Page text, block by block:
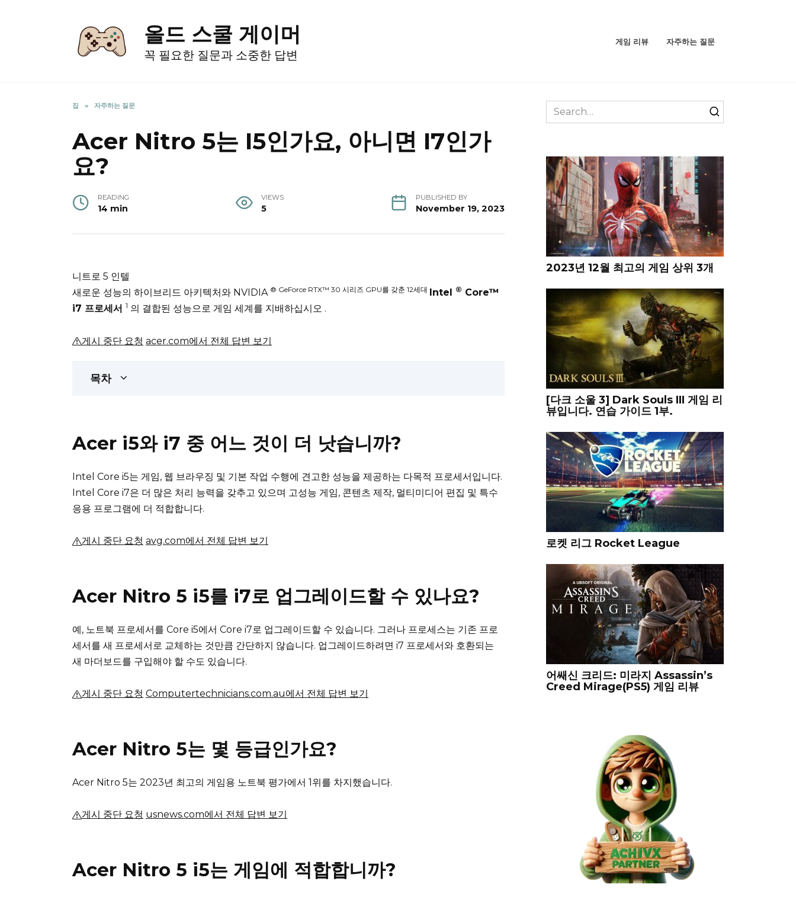
올드 스쿨 게이머
꼭 필요한 질문과 소중한 답변
게임 리뷰 자주하는 질문
집 » 자주하는 질문
Acer Nitro 5는 I5인가요, 아니면 I7인가
요?
READING
14 min
VIEWS
5
PUBLISHED BY
November 19, 2023
니트로 5 인텔
새로운 성능의 하이브리드 아키텍처와 NVIDIA ® GeForce RTX™ 30 시리즈 GPU를 갖춘 12세대 Intel ® Core™
i7 프로세서 1 의 결합된 성능으로 게임 세계를 지배하십시오 .
게시 중단 요청 acer.com에서 전체 답변 보기
목차
Acer i5와 i7 중 어느 것이 더 낫습니까?
Intel Core i5는 게임, 웹 브라우징 및 기본 작업 수행에 견고한 성능을 제공하는 다목적 프로세서입니다.
Intel Core i7은 더 많은 처리 능력을 갖추고 있으며 고성능 게임, 콘텐츠 제작, 멀티미디어 편집 및 특수
응용 프로그램에 더 적합합니다.
게시 중단 요청 avg.com에서 전체 답변 보기
Acer Nitro 5 i5를 i7로 업그레이드할 수 있나요?
예, 노트북 프로세서를 Core i5에서 Core i7로 업그레이드할 수 있습니다. 그러나 프로세스는 기존 프로
세서를 새 프로세서로 교체하는 것만큼 간단하지 않습니다. 업그레이드하려면 i7 프로세서와 호환되는
새 마더보드를 구입해야 할 수도 있습니다.
게시 중단 요청 Computertechnicians.com.au에서 전체 답변 보기
Acer Nitro 5는 몇 등급인가요?
Acer Nitro 5는 2023년 최고의 게임용 노트북 평가에서 1위를 차지했습니다.
게시 중단 요청 usnews.com에서 전체 답변 보기
Acer Nitro 5 i5는 게임에 적합합니까?
Search
for:
2023년 12월 최고의 게임 상위 3개
[다크 소울 3] Dark Souls III 게임 리
뷰입니다. 연습 가이드 1부.
로켓 리그 Rocket League
어쌔신 크리드: 미라지 Assassin’s
Creed Mirage(PS5) 게임 리뷰